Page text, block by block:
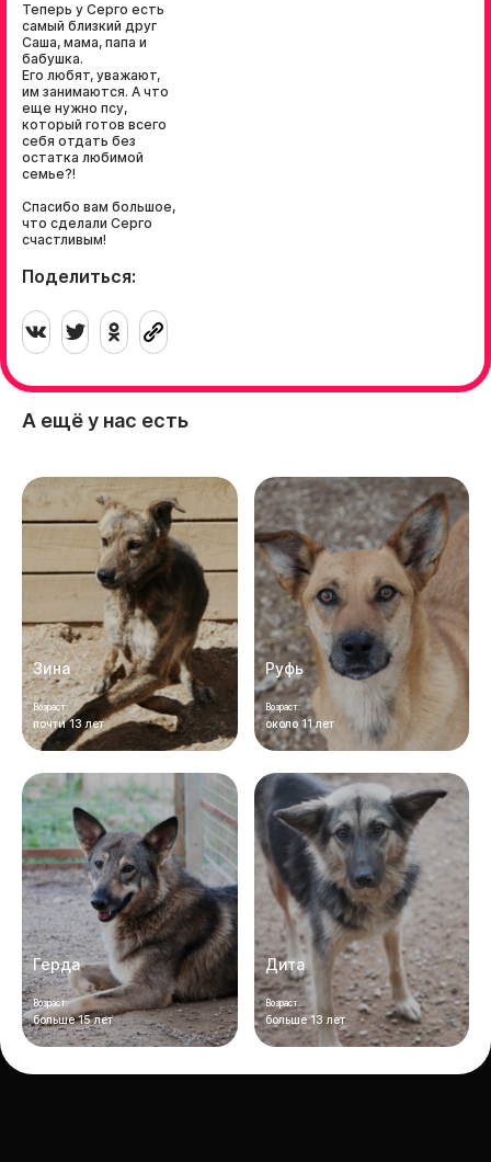
Теперь у Серго есть
самый близкий друг
Саша, мама, папа и
бабушка.
Его любят, уважают,
им занимаются. А что
еще нужно псу,
который готов всего
себя отдать без
остатка любимой
семье?!
Спасибо вам большое,
что сделали Серго
счастливым!
Поделиться:
А ещё у нас есть
Зина
Возраст:
почти 13 лет
Руфь
Возраст:
около 11 лет
Герда
Возраст:
больше 15 лет
Дита
Возраст:
больше 13 лет